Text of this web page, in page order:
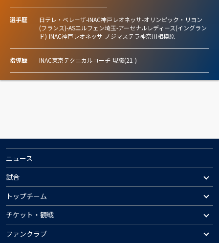
選手歴
日テレ・ベレーザ-INAC神戸レオネッサ-オリンピック・リヨン
(フランス)-ASエルフェン埼玉-アーセナルレディース(イングラン
ド)-INAC神戸レオネッサ-ノジマステラ神奈川相模原
指導歴 INAC東京テクニカルコーチ-現職(21-)
ニュース
試合
トップチーム
チケット・観戦
ファンクラブ